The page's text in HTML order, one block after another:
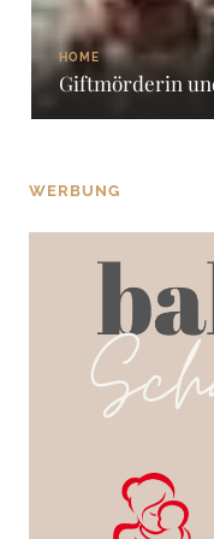
HOME
Giftmörderin
WERBUNG